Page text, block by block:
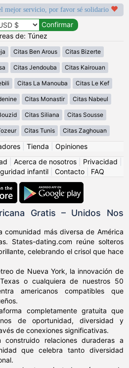
mejor servicio, por favor sé solidario
de: Túnez
Citas Ben Arous Citas Bizerte
Citas Jendouba Citas Kairouan
Citas La Manouba Citas Le Kef
Citas Monastir Citas Nabeul
Citas Siliana Citas Sousse
Citas Tunis Citas Zaghouan
Tienda
Opiniones
Acerca de nosotros Privacidad
infantil Contacto FAQ
Gratis – Unidos Nos
comunidad más diversa de América
States-dating.com reúne solteros
celebrando el crisol que hace
de Nueva York, la innovación de
o cualquiera de nuestros 50
americanos compatibles que
completamente gratuita que
de oportunidad, diversidad y
de conexiones significativas.
construido relaciones duraderas a
que celebra tanto diversidad